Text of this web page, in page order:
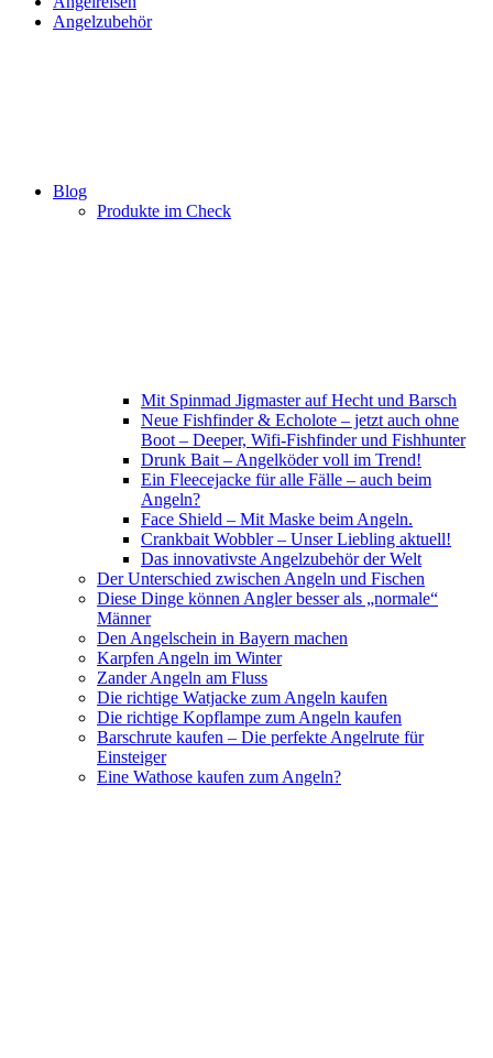
Angelzubehör
Blog
Produkte im Check
Mit Spinmad Jigmaster auf Hecht und Barsch
Neue Fishfinder & Echolote – jetzt auch ohne
Boot – Deeper, Wifi-Fishfinder und Fishhunter
Drunk Bait – Angelköder voll im Trend!
Ein Fleecejacke für alle Fälle – auch beim
Angeln?
Face Shield – Mit Maske beim Angeln.
Crankbait Wobbler – Unser Liebling aktuell!
Das innovativste Angelzubehör der Welt
Der Unterschied zwischen Angeln und Fischen
Diese Dinge können Angler besser als „normale“
Männer
Den Angelschein in Bayern machen
Karpfen Angeln im Winter
Zander Angeln am Fluss
Die richtige Watjacke zum Angeln kaufen
Die richtige Kopflampe zum Angeln kaufen
Barschrute kaufen – Die perfekte Angelrute für
Einsteiger
Eine Wathose kaufen zum Angeln?